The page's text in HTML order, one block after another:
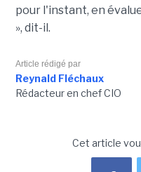
pour l'instant, en
», dit-il.
Article rédigé par
Reynald Fléchaux
Rédacteur en chef CIO
Cet article